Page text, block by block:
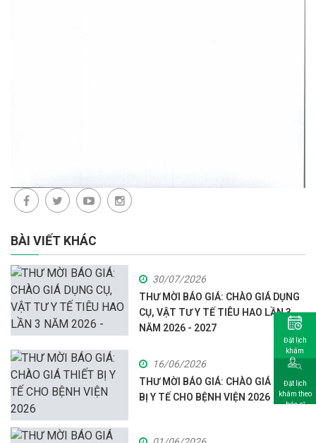
BÀI VIẾT KHÁC
30/07/2026
THƯ MỜI BÁO GIÁ: CHÀO GIÁ DỤNG
CỤ, VẬT TƯ Y TẾ TIÊU HAO LẦN 3
NĂM 2026 - 2027
16/06/2026
THƯ MỜI BÁO GIÁ: CHÀO GIÁ THIẾT
BỊ Y TẾ CHO BỆNH VIỆN 2026
Đặt lịch
khám
Đặt lịch
khám theo
bác sĩ